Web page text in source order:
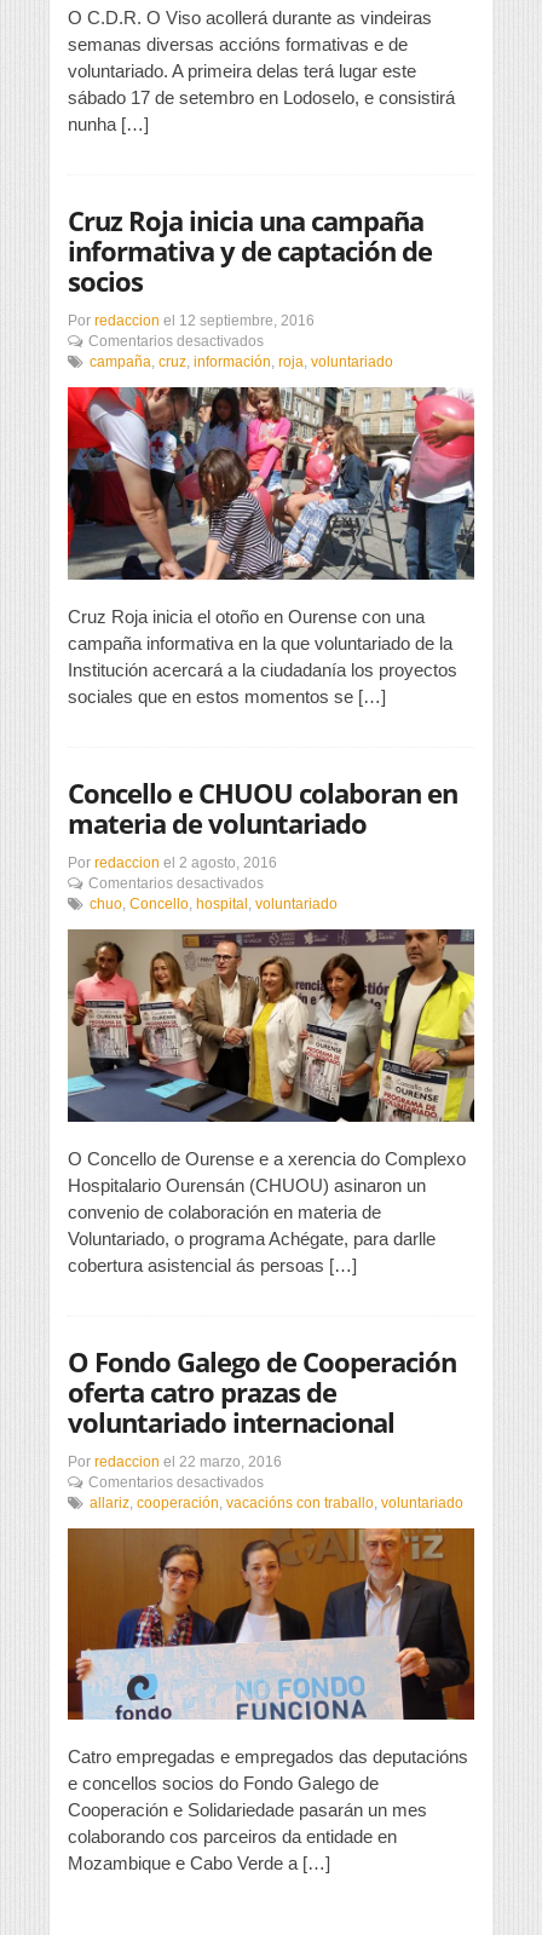
O C.D.R. O Viso acollerá durante as vindeiras
semanas diversas accións formativas e de
voluntariado. A primeira delas terá lugar este
sábado 17 de setembro en Lodoselo, e consistirá
nunha […]
Cruz Roja inicia una campaña
informativa y de captación de
socios
Por redaccion el 12 septiembre, 2016
Comentarios desactivadosen
Cruz
inicia
una
campaña
informativa
y
de
captación
de
socios
campaña cruz información roja voluntariado
Cruz Roja inicia el otoño en Ourense con una
campaña informativa en la que voluntariado de la
Institución acercará a la ciudadanía los proyectos
sociales que en estos momentos se […]
Concello e CHUOU colaboran en
materia de voluntariado
Por redaccion el 2 agosto, 2016
Comentarios desactivadosen
Concello
CHUOU
colaboran
en
materia
de
voluntariado
chuo Concello hospital voluntariado
O Concello de Ourense e a xerencia do Complexo
Hospitalario Ourensán (CHUOU) asinaron un
convenio de colaboración en materia de
Voluntariado, o programa Achégate, para darlle
cobertura asistencial ás persoas […]
O Fondo Galego de Cooperación
oferta catro prazas de
voluntariado internacional
Por redaccion el 22 marzo, 2016
Comentarios desactivadosen
O
Galego
de
Cooperación
oferta
catro
prazas
de
voluntariado
internacional
allariz cooperación vacacións con traballo voluntariado
Catro empregadas e empregados das deputacións
e concellos socios do Fondo Galego de
Cooperación e Solidariedade pasarán un mes
colaborando cos parceiros da entidade en
Mozambique e Cabo Verde a […]